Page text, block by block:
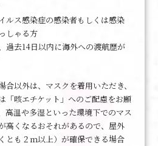
ス感染症の感染者もしくは感染
しゃる方
去14日以内に海外への渡航歴が
以外は、マスクを着用いただき、
「咳エチケット」へのご配慮をお願
高温や多湿といった環境下でのマス
高くなるおそれがあるので、屋外
とも２ｍ以上）が確保できる場合